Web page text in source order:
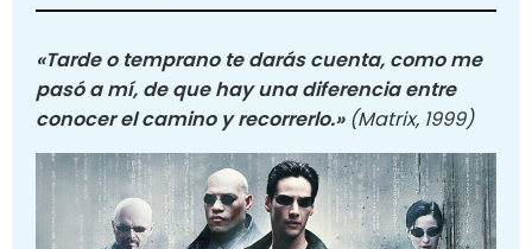
«Tarde o temprano te darás cuenta, como me
pasó a mí, de que hay una diferencia entre
conocer el camino y recorrerlo.» (Matrix, 1999)